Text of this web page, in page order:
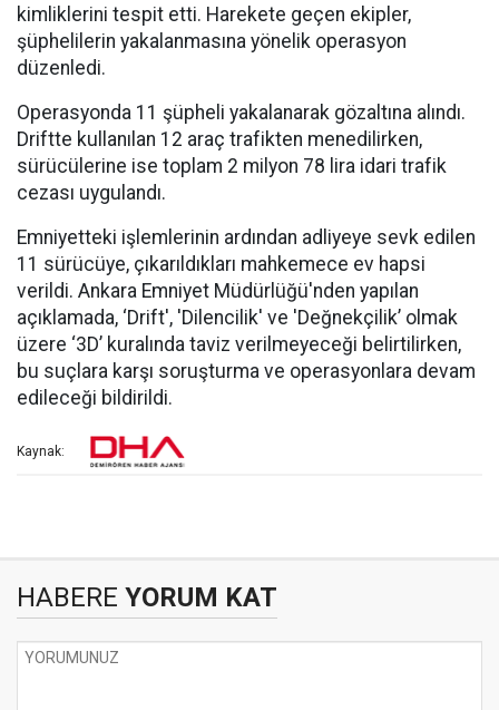
kimliklerini tespit etti. Harekete geçen ekipler,
şüphelilerin yakalanmasına yönelik operasyon
düzenledi.
Operasyonda 11 şüpheli yakalanarak gözaltına alındı.
Driftte kullanılan 12 araç trafikten menedilirken,
sürücülerine ise toplam 2 milyon 78 lira idari trafik
cezası uygulandı.
Emniyetteki işlemlerinin ardından adliyeye sevk edilen
11 sürücüye, çıkarıldıkları mahkemece ev hapsi
verildi. Ankara Emniyet Müdürlüğü'nden yapılan
açıklamada, ‘Drift', 'Dilencilik' ve 'Değnekçilik’ olmak
üzere ‘3D’ kuralında taviz verilmeyeceği belirtilirken,
bu suçlara karşı soruşturma ve operasyonlara devam
edileceği bildirildi.
Kaynak:
HABERE YORUM KAT